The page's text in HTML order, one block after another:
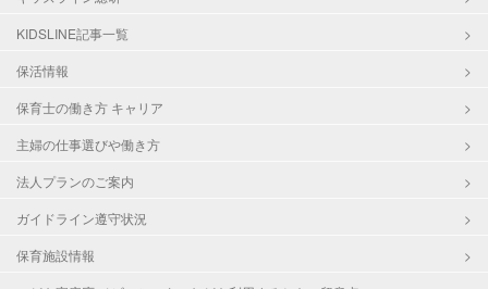
KIDSLINE記事一覧
保活情報
保育士の働き方 キャリア
主婦の仕事選びや働き方
法人プランのご案内
ガイドライン遵守状況
保育施設情報